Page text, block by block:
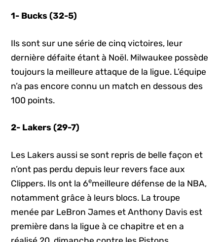
1- Bucks (32-5)
Ils sont sur une série de cinq victoires, leur
dernière défaite étant à Noël. Milwaukee possède
toujours la meilleure attaque de la ligue. L’équipe
n’a pas encore connu un match en dessous des
100 points.
2- Lakers (29-7)
Les Lakers aussi se sont repris de belle façon et
n’ont pas perdu depuis leur revers face aux
Clippers. Ils ont la 6emeilleure défense de la NBA,
notamment grâce à leurs blocs. La troupe
menée par LeBron James et Anthony Davis est
première dans la ligue à ce chapitre et en a